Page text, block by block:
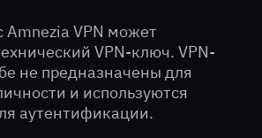
Amnezia VPN может
VPN-ключ. VPN-
не предназначены для
и используются
аутентификации.